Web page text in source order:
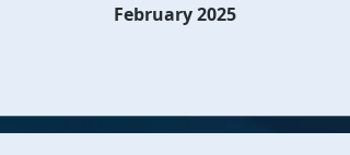
February 2025